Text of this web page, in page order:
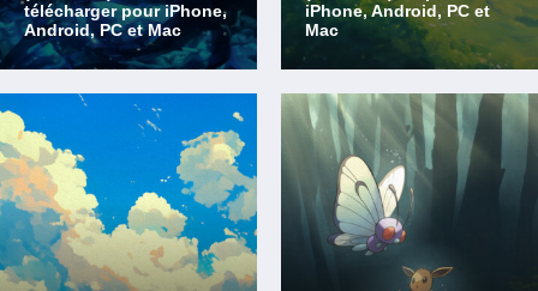
télécharger pour iPhone,
Android, PC et Mac
iPhone, Android, PC et
Mac